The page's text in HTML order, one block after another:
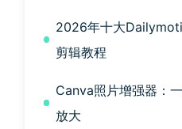
2026年十大
剪辑教程
Canva照片增强器：
放大